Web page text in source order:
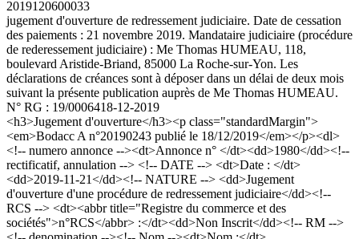
2019120600033
jugement d'ouverture de redressement judiciaire. Date de cessation
des paiements : 21 novembre 2019. Mandataire judiciaire (procédure
de rederessement judiciaire) : Me Thomas HUMEAU, 118,
boulevard Aristide-Briand, 85000 La Roche-sur-Yon. Les
déclarations de créances sont à déposer dans un délai de deux mois
suivant la présente publication auprès de Me Thomas HUMEAU.
N° RG : 19/0006418-12-2019
<h3>Jugement d'ouverture</h3><p class="standardMargin">
<em>Bodacc A n°20190243 publié le 18/12/2019</em></p><dl>
<!-- numero annonce --><dt>Annonce n° </dt><dd>1980</dd><!--
rectificatif, annulation --> <!-- DATE --> <dt>Date : </dt>
<dd>2019-11-21</dd><!-- NATURE --> <dd>Jugement
d'ouverture d'une procédure de redressement judiciaire</dd><!--
RCS --> <dt><abbr title="Registre du commerce et des
sociétés">n°RCS</abbr> :</dt><dd>Non Inscrit</dd><!-- RM -->